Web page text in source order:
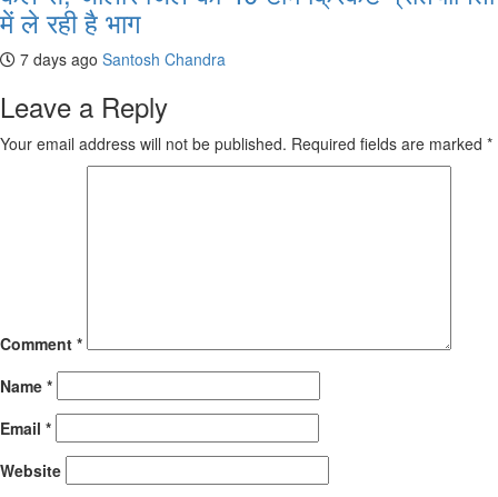
में ले रही है भाग
7 days ago Santosh Chandra
Leave a Reply
Your email address will not be published. Required fields are marked *
Comment *
Name *
Email *
Website